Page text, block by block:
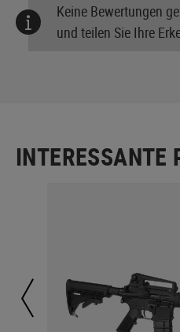
Keine Bewertungen
und teilen Sie Ihre
INTERESSANTE